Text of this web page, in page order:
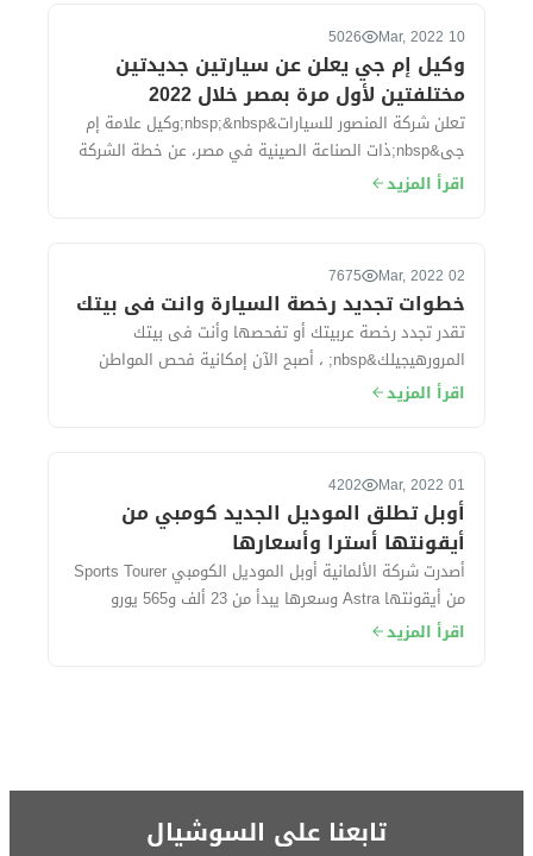
10 Mar, 2022
5026
وكيل إم جي يعلن عن سيارتين جديدتين
مختلفتين لأول مرة بمصر خلال 2022
تعلن شركة المنصور للسيارات&nbsp;&nbsp;وكيل علامة إم
جى&nbsp;ذات الصناعة الصينية في مصر، عن خطة الشركة
في 2022، والتي في تكون فى مقدمتها طرح...
اقرأ المزيد
02 Mar, 2022
7675
خطوات تجديد رخصة السيارة وانت فى بيتك
تقدر تجدد رخصة عربيتك أو تفحصها وأنت فى بيتك
المرورهيجيلك&nbsp; ، أصبح الآن إمكانية فحص المواطن
وعمل فحص فني شامل لسيارته و تجديد رخصته خ...
اقرأ المزيد
01 Mar, 2022
4202
أوبل تطلق الموديل الجديد كومبي من
أيقونتها أسترا وأسعارها
أصدرت شركة الألمانية أوبل الموديل الكومبي Sports Tourer
من أيقونتها Astra وسعرها يبدأ من 23 ألف و565 يورو
حوالي (415 ألف جنيه مصري) تقريبًا....
اقرأ المزيد
تابعنا على السوشيال